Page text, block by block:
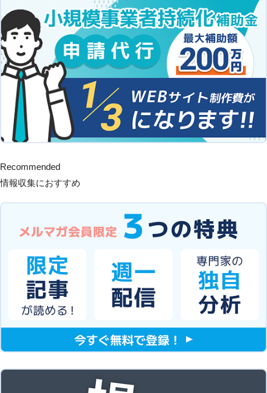
Recommended
情報収集におすすめ